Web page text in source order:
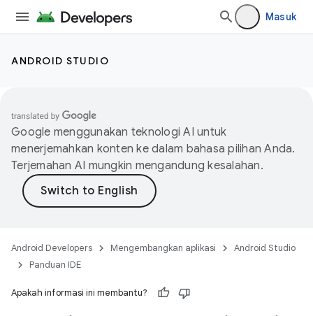
Masuk
ANDROID STUDIO
Google menggunakan teknologi AI untuk
menerjemahkan konten ke dalam bahasa pilihan Anda.
Terjemahan AI mungkin mengandung kesalahan.
Android Developers Mengembangkan aplikasi
Android Studio
Panduan IDE
Apakah informasi ini membantu?